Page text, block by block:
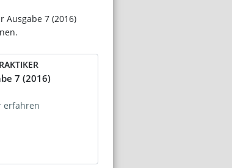
Ausgabe 7 (2016)
7 (2016)
erfahren